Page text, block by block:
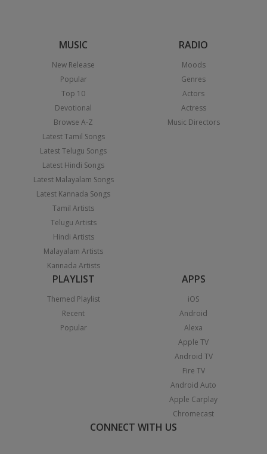
MUSIC
New Release
Popular
Top 10
Devotional
Browse A-Z
Latest Tamil Songs
Latest Telugu Songs
Latest Hindi Songs
Latest Malayalam Songs
Latest Kannada Songs
Tamil Artists
Telugu Artists
Hindi Artists
Malayalam Artists
Kannada Artists
RADIO
Moods
Genres
Actors
Actress
Music Directors
PLAYLIST
Themed Playlist
Recent
Popular
APPS
iOS
Android
Alexa
Apple TV
Android TV
Fire TV
Android Auto
Apple Carplay
Chromecast
CONNECT WITH US